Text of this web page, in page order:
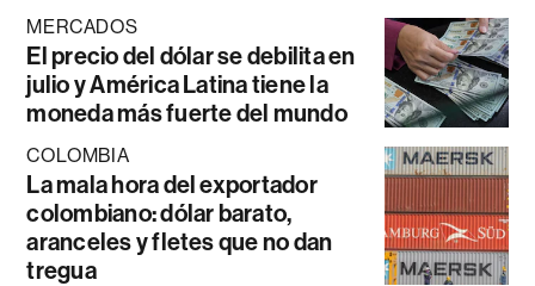
MERCADOS
El precio del dólar se debilita en
julio y América Latina tiene la
moneda más fuerte del mundo
COLOMBIA
La mala hora del exportador
colombiano: dólar barato,
aranceles y fletes que no dan
tregua